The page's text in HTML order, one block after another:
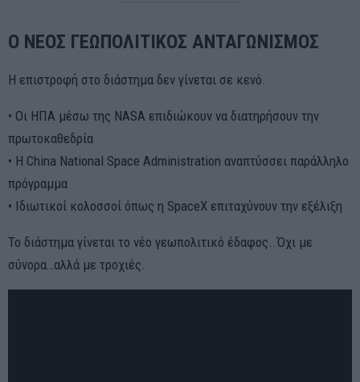
Ο ΝΕΟΣ ΓΕΩΠΟΛΙΤΙΚΟΣ ΑΝΤΑΓΩΝΙΣΜΟΣ
Η επιστροφή στο διάστημα δεν γίνεται σε κενό.
• Οι ΗΠΑ μέσω της NASA επιδιώκουν να διατηρήσουν την
πρωτοκαθεδρία
• Η China National Space Administration αναπτύσσει παράλληλο
πρόγραμμα
• Ιδιωτικοί κολοσσοί όπως η SpaceX επιταχύνουν την εξέλιξη
Το διάστημα γίνεται το νέο γεωπολιτικό έδαφος..Όχι με
σύνορα…αλλά με τροχιές.